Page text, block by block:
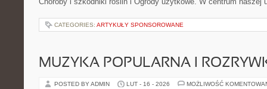
CATEGORIES: ARTYKUŁY SPONSOROWANE
MUZYKA POPULARNA I
POSTED BY ADMIN LUT - 16 - 2026 MOŻLIWOŚĆ